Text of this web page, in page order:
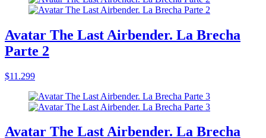
Avatar The Last Airbender. La Brecha
Parte 2
$11.299
Avatar The Last Airbender. La Brecha